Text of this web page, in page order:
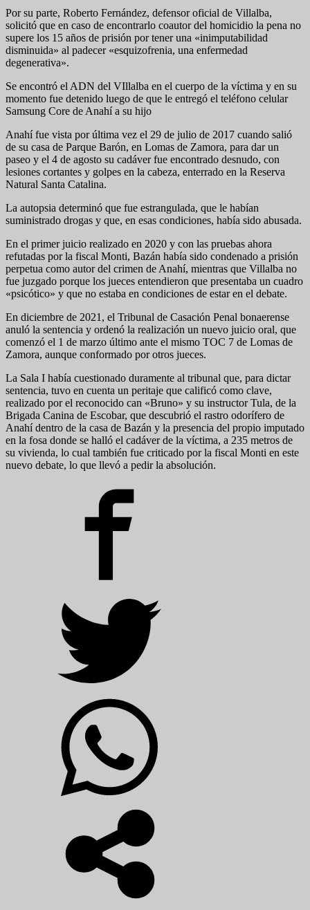
Por su parte, Roberto Fernández, defensor oficial de Villalba,
solicitó que en caso de encontrarlo coautor del homicidio la pena no
supere los 15 años de prisión por tener una «inimputabilidad
disminuida» al padecer «esquizofrenia, una enfermedad
degenerativa».
Se encontró el ADN del VIllalba en el cuerpo de la víctima y en su
momento fue detenido luego de que le entregó el teléfono celular
Samsung Core de Anahí a su hijo
Anahí fue vista por última vez el 29 de julio de 2017 cuando salió
de su casa de Parque Barón, en Lomas de Zamora, para dar un
paseo y el 4 de agosto su cadáver fue encontrado desnudo, con
lesiones cortantes y golpes en la cabeza, enterrado en la Reserva
Natural Santa Catalina.
La autopsia determinó que fue estrangulada, que le habían
suministrado drogas y que, en esas condiciones, había sido abusada.
En el primer juicio realizado en 2020 y con las pruebas ahora
refutadas por la fiscal Monti, Bazán había sido condenado a prisión
perpetua como autor del crimen de Anahí, mientras que Villalba no
fue juzgado porque los jueces entendieron que presentaba un cuadro
«psicótico» y que no estaba en condiciones de estar en el debate.
En diciembre de 2021, el Tribunal de Casación Penal bonaerense
anuló la sentencia y ordenó la realización un nuevo juicio oral, que
comenzó el 1 de marzo último ante el mismo TOC 7 de Lomas de
Zamora, aunque conformado por otros jueces.
La Sala I había cuestionado duramente al tribunal que, para dictar
sentencia, tuvo en cuenta un peritaje que calificó como clave,
realizado por el reconocido can «Bruno» y su instructor Tula, de la
Brigada Canina de Escobar, que descubrió el rastro odorífero de
Anahí dentro de la casa de Bazán y la presencia del propio imputado
en la fosa donde se halló el cadáver de la víctima, a 235 metros de
su vivienda, lo cual también fue criticado por la fiscal Monti en este
nuevo debate, lo que llevó a pedir la absolución.